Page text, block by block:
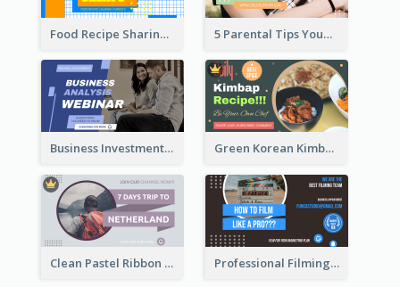
Food Recipe Sharing YouTube Thumbnail 5 Parental Tips YouTube Thumbnail
Business Investment Webinar YouTube Thumbnail Green Korean Kimbap YouTube Thumbnail Design
Clean Pastel Ribbon Backpacker YouTube Thumbnail Design Professional Filming YouTube Thumbnail Design